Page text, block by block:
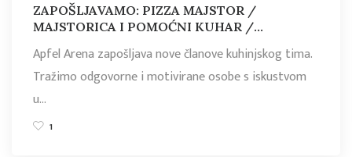
ZAPOŠLJAVAMO: PIZZA MAJSTOR /
MAJSTORICA I POMOĆNI KUHAR /
Apfel Arena zapošljava nove članove kuhinjskog tima.
Tražimo odgovorne i motivirane osobe s iskustvom
u…
1